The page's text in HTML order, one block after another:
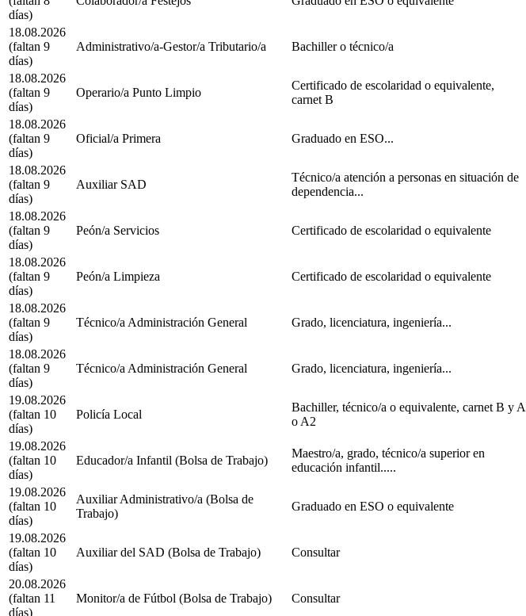
días)
18.08.2026
(faltan 9
días)
Administrativo/a-Gestor/a Tributario/a Bachiller o técnico/a
18.08.2026
(faltan 9
días)
Operario/a Punto Limpio
Certificado de escolaridad o equivalente,
carnet B
18.08.2026
(faltan 9
días)
Oficial/a Primera Graduado en ESO...
18.08.2026
(faltan 9
días)
Auxiliar SAD
Técnico/a atención a personas en situación de
dependencia...
18.08.2026
(faltan 9
días)
Peón/a Servicios Certificado de escolaridad o equivalente
18.08.2026
(faltan 9
días)
Peón/a Limpieza Certificado de escolaridad o equivalente
18.08.2026
(faltan 9
días)
Técnico/a Administración General Grado, licenciatura, ingeniería...
18.08.2026
(faltan 9
días)
Técnico/a Administración General Grado, licenciatura, ingeniería...
19.08.2026
(faltan 10
días)
Policía Local
Bachiller, técnico/a o equivalente, carnet B y A
o A2
19.08.2026
(faltan 10
días)
Educador/a Infantil (Bolsa de Trabajo)
Maestro/a, grado, técnico/a superior en
educación infantil.....
19.08.2026
(faltan 10
días)
Auxiliar Administrativo/a (Bolsa de
Trabajo)
Graduado en ESO o equivalente
19.08.2026
(faltan 10
días)
Auxiliar del SAD (Bolsa de Trabajo) Consultar
20.08.2026
(faltan 11
días)
Monitor/a de Fútbol (Bolsa de Trabajo) Consultar